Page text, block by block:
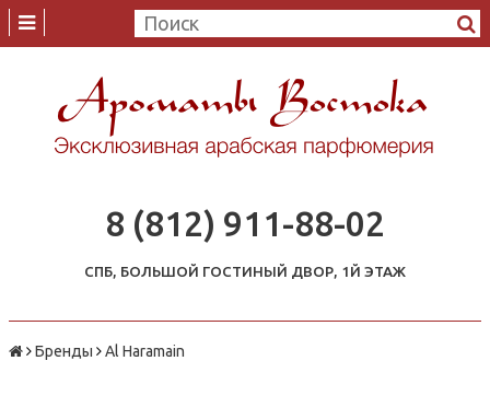
8 (812) 911-88-02
СПБ, БОЛЬШОЙ ГОСТИНЫЙ ДВОР, 1Й ЭТАЖ
Бренды Al Haramain